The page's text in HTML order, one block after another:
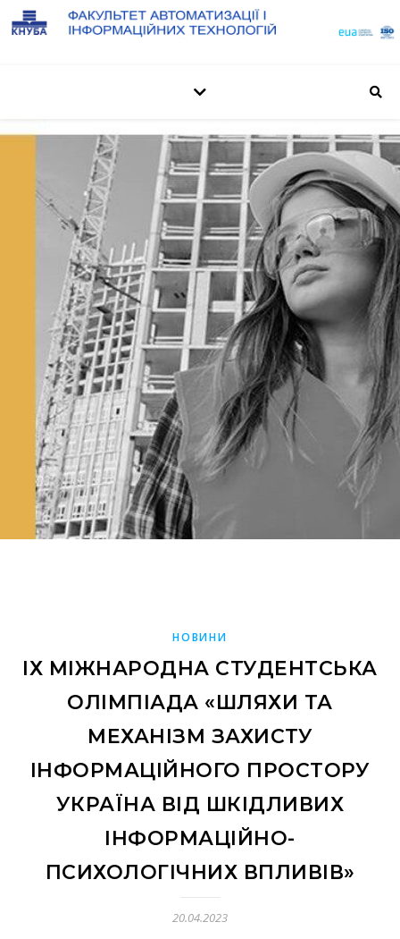
НОВИНИ
IХ МІЖНАРОДНА СТУДЕНТСЬКА
ОЛІМПІАДА «ШЛЯХИ ТА
МЕХАНІЗМ ЗАХИСТУ
ІНФОРМАЦІЙНОГО ПРОСТОРУ
УКРАЇНА ВІД ШКІДЛИВИХ
ІНФОРМАЦІЙНО-
ПСИХОЛОГІЧНИХ ВПЛИВІВ»
20.04.2023